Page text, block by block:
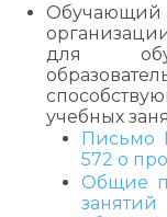
для
учебных
Письмо
572 о
Общие